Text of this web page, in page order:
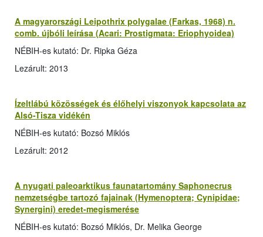
A magyarországi Leipothrix polygalae (Farkas, 1968) n.
comb. újbóli leírása (Acari: Prostigmata: Eriophyoidea)
NÉBIH-es kutató: Dr. Ripka Géza
Lezárult: 2013
Ízeltlábú közösségek és élőhelyi viszonyok kapcsolata az
Alsó-Tisza vidékén
NÉBIH-es kutató: Bozsó Miklós
Lezárult: 2012
A nyugati paleoarktikus faunatartomány Saphonecrus
nemzetségbe tartozó fajainak (Hymenoptera; Cynipidae;
Synergini) eredet-megismerése
NÉBIH-es kutató: Bozsó Miklós, Dr. Melika George